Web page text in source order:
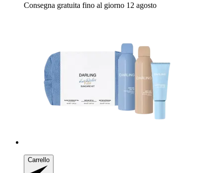
Consegna gratuita fino al giorno 12 agosto
Carrello